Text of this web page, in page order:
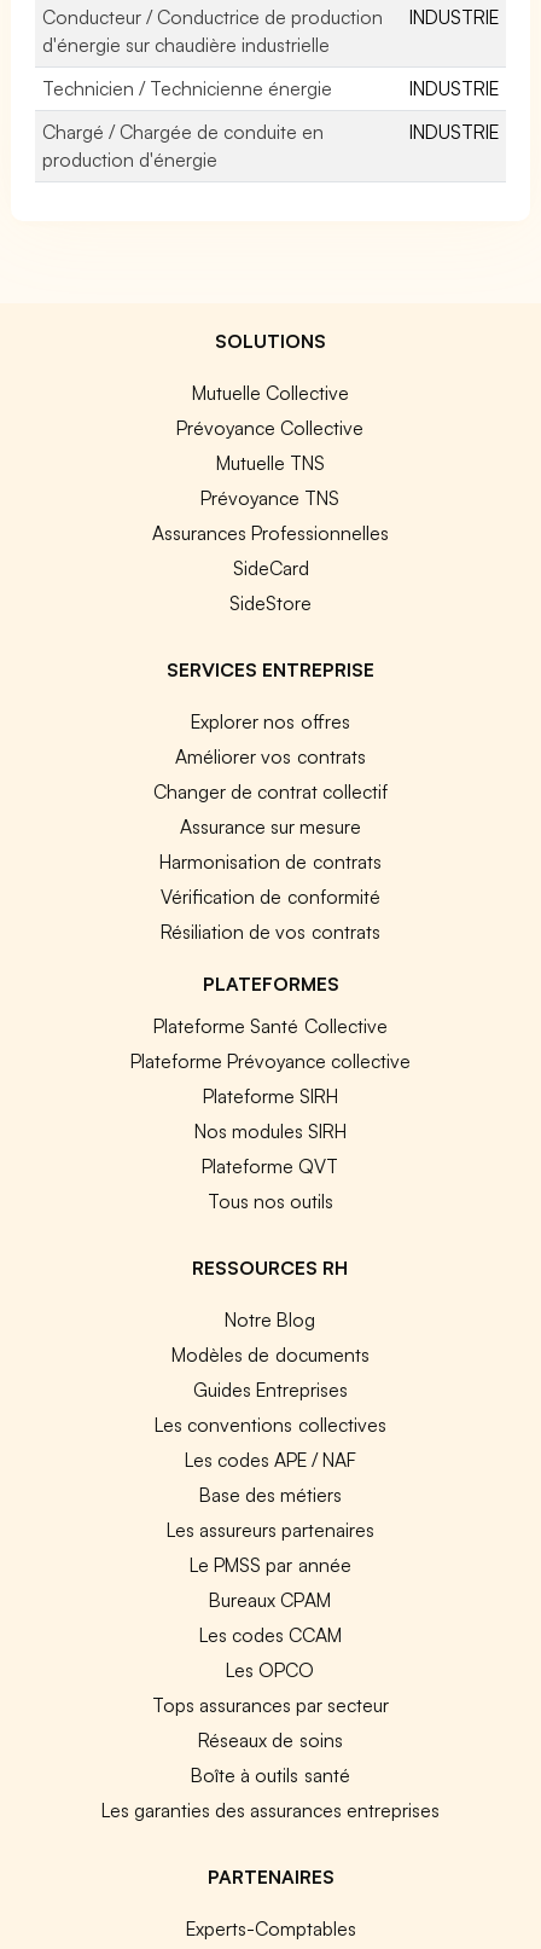
Conducteur / Conductrice de production
d'énergie sur chaudière industrielle
INDUSTRIE
Technicien / Technicienne énergie
INDUSTRIE
Chargé / Chargée de conduite en
production d'énergie
INDUSTRIE
SOLUTIONS
Mutuelle Collective
Prévoyance Collective
Mutuelle TNS
Prévoyance TNS
Assurances Professionnelles
SideCard
SideStore
SERVICES ENTREPRISE
Explorer nos offres
Améliorer vos contrats
Changer de contrat collectif
Assurance sur mesure
Harmonisation de contrats
Vérification de conformité
Résiliation de vos contrats
PLATEFORMES
Plateforme Santé Collective
Plateforme Prévoyance collective
Plateforme SIRH
Nos modules SIRH
Plateforme QVT
Tous nos outils
RESSOURCES RH
Notre Blog
Modèles de documents
Guides Entreprises
Les conventions collectives
Les codes APE / NAF
Base des métiers
Les assureurs partenaires
Le PMSS par année
Bureaux CPAM
Les codes CCAM
Les OPCO
Tops assurances par secteur
Réseaux de soins
Boîte à outils santé
Les garanties des assurances entreprises
PARTENAIRES
Experts-Comptables